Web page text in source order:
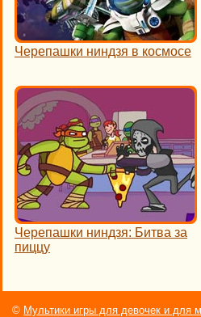
Черепашки ниндзя в космосе
Черепашки ниндзя: Битва за
пиццу
© Мультики игры для девочек и для